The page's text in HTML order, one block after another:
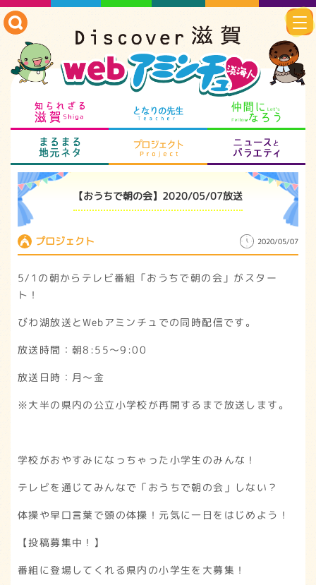
知られざる滋賀 となりの先生
まるまる地元ネタ プロジェクト
【おうちで朝の会】2020/05/07放送
プロジェクト 2020/05/07
5/1の朝からテレビ番組「おうちで朝の会」がスター
ト！
びわ湖放送とWebアミンチュでの同時配信です。
放送時間：朝8:55～9:00
放送日時：月～金
※大半の県内の公立小学校が再開するまで放送します。
学校がおやすみになっちゃった小学生のみんな！
テレビを通じてみんなで「おうちで朝の会」しない？
体操や早口言葉で頭の体操！元気に一日をはじめよう！
【投稿募集中！】
番組に登場してくれる県内の小学生を大募集！